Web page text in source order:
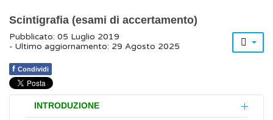
Scintigrafia (esami di accertamento)
Pubblicato: 05 Luglio 2019
- Ultimo aggiornamento: 29 Agosto 2025
f Condividi
INTRODUZIONE